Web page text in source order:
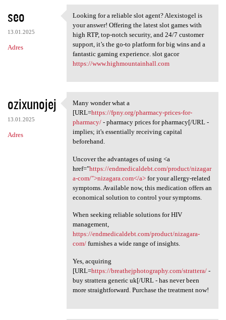
seo
13.01.2025
Adres
Looking for a reliable slot
Looking for a reliable slot agent? Alexistogel is
your answer! Offering the latest slot games with
high RTP, top-notch security, and 24/7 customer
support, it’s the go-to platform for big wins and a
fantastic gaming experience. slot gacor
https://www.highmountainhall.com
ozixunojej
13.01.2025
Adres
Many wonder what a [URL=https
Many wonder what a
[URL=https://fpny.org/pharmacy-prices-for-
pharmacy/- pharmacy prices for pharmacy[/URL -
implies; it's essentially receiving capital
beforehand.
Uncover the advantages of using <a
href="https://endmedicaldebt.com/product/nizagar
a-com/">nizagara.com</a>for your allergy-related
symptoms. Available now, this medication offers an
economical solution to control your symptoms.
When seeking reliable solutions for HIV
management,
https://endmedicaldebt.com/product/nizagara-
com/furnishes a wide range of insights.
Yes, acquiring
[URL=https://breathejphotography.com/strattera/-
buy strattera generic uk[/URL - has never been
more straightforward. Purchase the treatment now!